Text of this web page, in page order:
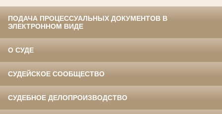
ПОДАЧА ПРОЦЕССУАЛЬНЫХ ДОКУМЕНТОВ В
ЭЛЕКТРОННОМ ВИДЕ
О СУДЕ
СУДЕЙСКОЕ СООБЩЕСТВО
СУДЕБНОЕ ДЕЛОПРОИЗВОДСТВО